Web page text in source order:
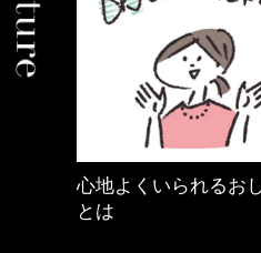
心地よくいられるおしゃれ